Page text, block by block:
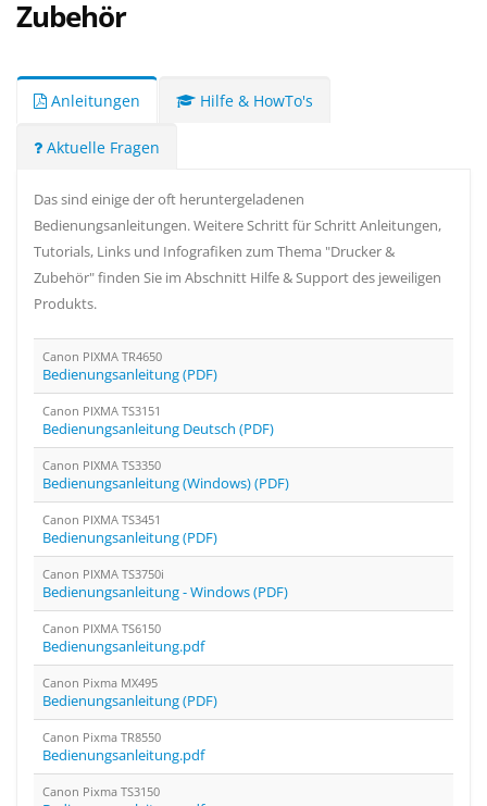
Zubehör
Anleitungen Hilfe & HowTo's
Aktuelle Fragen
Das sind einige der oft heruntergeladenen
Bedienungsanleitungen. Weitere Schritt für Schritt Anleitungen,
Tutorials, Links und Infografiken zum Thema "Drucker &
Zubehör" finden Sie im Abschnitt Hilfe & Support des jeweiligen
Produkts.
Canon PIXMA TR4650
Bedienungsanleitung (PDF)
Canon PIXMA TS3151
Bedienungsanleitung Deutsch (PDF)
Canon PIXMA TS3350
Bedienungsanleitung (Windows) (PDF)
Canon PIXMA TS3451
Bedienungsanleitung (PDF)
Canon PIXMA TS3750i
Bedienungsanleitung - Windows (PDF)
Canon PIXMA TS6150
Bedienungsanleitung.pdf
Canon Pixma MX495
Bedienungsanleitung (PDF)
Canon Pixma TR8550
Bedienungsanleitung.pdf
Canon Pixma TS3150